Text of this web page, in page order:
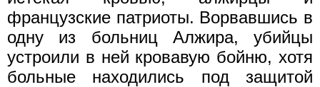
французские патриоты. Ворвавшись в
одну из больниц Алжира, убийцы
устроили в ней кровавую бойню, хотя
больные находились под защитой